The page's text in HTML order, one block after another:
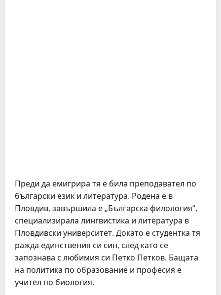
Преди да емигрира тя е била преподавател по
български език и литература. Родена е в
Пловдив, завършила е „Българска филология“,
специализирала лингвистика и литература в
Пловдивски университет. Докато е студентка тя
ражда единствения си син, след като се
запознава с любимия си Петко Петков. Бащата
на политика по образование и професия е
учител по биология.